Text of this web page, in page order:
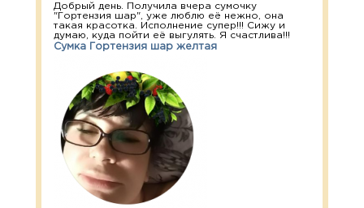
Добрый день. Получила вчера сумочку
"Гортензия шар", уже люблю её нежно, она
такая красотка. Исполнение супер!!! Сижу и
думаю, куда пойти её выгулять. Я счастлива!!!
Сумка Гортензия шар желтая